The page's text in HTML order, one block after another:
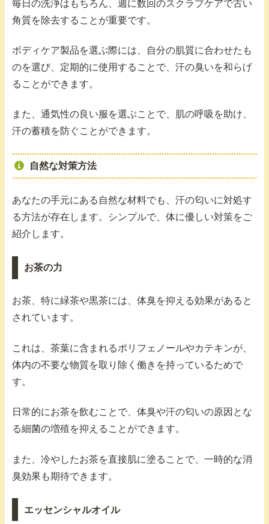
毎日の洗浄はもちろん、週に数回のスクラブケアで古い
角質を除去することが重要です。
ボディケア製品を選ぶ際には、自分の肌質に合わせたも
のを選び、定期的に使用することで、汗の臭いを和らげ
ることができます。
また、通気性の良い服を選ぶことで、肌の呼吸を助け、
汗の蓄積を防ぐことができます。
自然な対策方法
あなたの手元にある自然な材料でも、汗の匂いに対処す
る方法が存在します。シンプルで、体に優しい対策をご
紹介します。
お茶の力
お茶、特に緑茶や黒茶には、体臭を抑える効果があると
されています。
これは、茶葉に含まれるポリフェノールやカテキンが、
体内の不要な物質を取り除く働きを持っているためで
す。
日常的にお茶を飲むことで、体臭や汗の匂いの原因とな
る細菌の増殖を抑えることができます。
また、冷やしたお茶を直接肌に塗ることで、一時的な消
臭効果も期待できます。
エッセンシャルオイル